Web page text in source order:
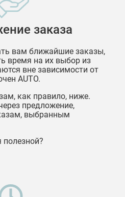
заказа
вам ближайшие заказы,
время на их выбор из
вне зависимости от
AUTO.
как правило, ниже.
предложение,
выбранным